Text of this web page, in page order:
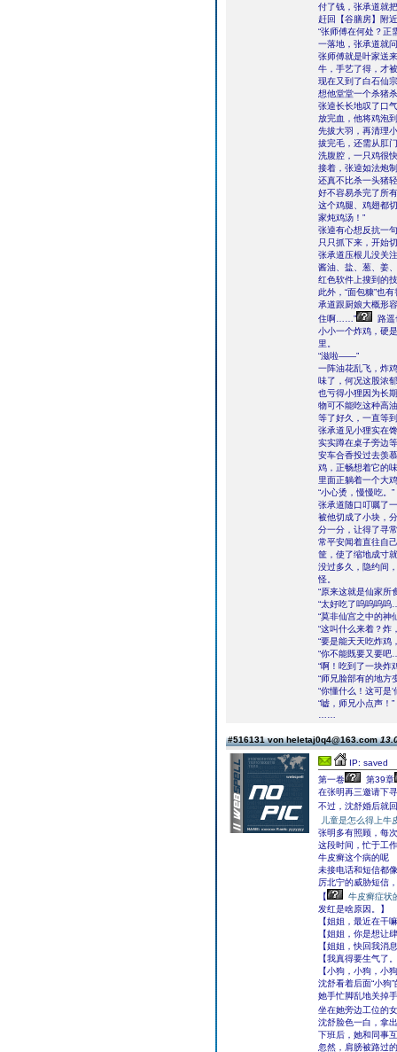
付了钱，张承道就
赶回【谷膳房】附
“张师傅在何处？正
一落地，张承道就
张师傅就是叶家送
牛，手艺了得，才
现在又到了白石仙
想他堂堂一个杀猪
张逵长长地叹了口
放完血，他将鸡泡
先拔大羽，再清理
拔完毛，还需从肛
洗腹腔，一只鸡很
接着，张逵如法炮
还真不比杀一头猪
好不容易杀完了所
这个鸡腿、鸡翅都
家炖鸡汤！”
张逵有心想反抗一
只只抓下来，开始
张承道压根儿没关
酱油、盐、葱、姜
红色软件上搜到的
此外，“面包糠”也
承道跟厨娘大概形
住啊……”
路遥
小小一个炸鸡，硬
里。
“滋啦——”
一阵油花乱飞，炸
味了，何况这股浓
也亏得小狸因为长
物可不能吃这种高
等了好久，一直等
张承道见小狸实在
实实蹲在桌子旁边
安车合香投过去羡
鸡，正畅想着它的
里面正躺着一个大
“小心烫，慢慢吃。”
张承道随口叮嘱了
被他切成了小块，
分一分，让得了寻
常平安闻着直往自
筐，使了缩地成寸
没过多久，隐约间
怪。
“原来这就是仙家所
“太好吃了呜呜呜
“莫非仙宫之中的神
“这叫什么来着？炸
“要是能天天吃炸鸡
“你不能既要又要
“啊！吃到了一块炸
“师兄脸部有的地
“你懂什么！这可是
“嘘，师兄小点声！”
#516131 von heletaj0q4@163.com
IP: saved
第一卷
第39章
在张明再三邀请下
不过，沈舒婚后就
儿童是怎么得上牛
张明多有照顾，每
这段时间，忙于工
牛皮癣这个病的呢
未接电话和短信都
厉北宁的威胁短信
【
牛皮癣症状
发红是啥原因。】
【姐姐，最近在干
【姐姐，你是想让
【姐姐，快回我消
【我真得要生气了
【小狗，小狗，小
沈舒看着后面“小狗
她手忙脚乱地关掉
坐在她旁边工位的
沈舒脸色一白，拿
下班后，她和同事
忽然，肩膀被路过